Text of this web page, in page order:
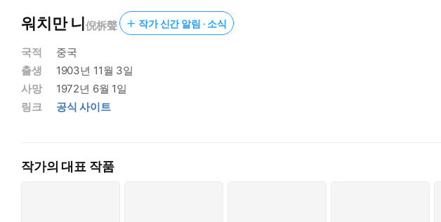
워치만 니 倪柝聲 작가 신간 알림 · 소식
국적
중국
출생
1903년 11월 3일
사망
1972년 6월 1일
링크
공식 사이트
작가의 대표 작품